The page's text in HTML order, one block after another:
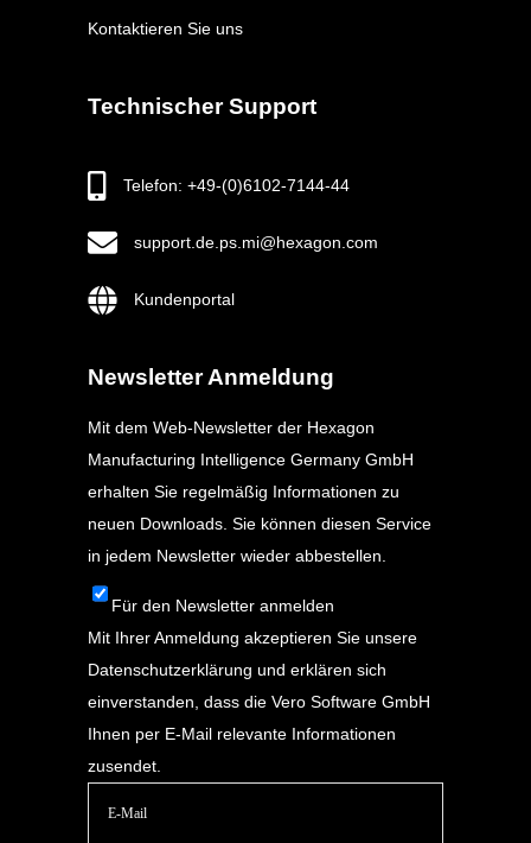
Kontaktieren Sie uns
Technischer Support
Telefon: +49-(0)6102-7144-44
support.de.ps.mi@hexagon.com
Kundenportal
Newsletter Anmeldung
Mit dem Web-Newsletter der Hexagon
Manufacturing Intelligence Germany GmbH
erhalten Sie regelmäßig Informationen zu
neuen Downloads. Sie können diesen Service
in jedem Newsletter wieder abbestellen.
Für den Newsletter anmelden
Mit Ihrer Anmeldung akzeptieren Sie unsere
Datenschutzerklärung und erklären sich
einverstanden, dass die Vero Software GmbH
Ihnen per E-Mail relevante Informationen
zusendet.